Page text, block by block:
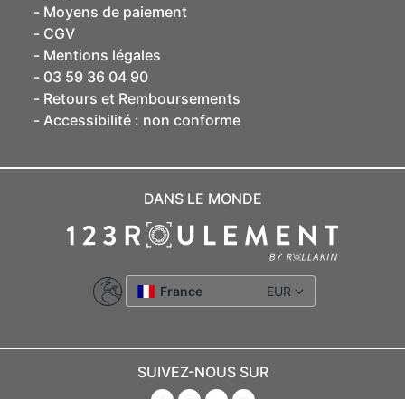
Moyens de paiement
CGV
Mentions légales
03 59 36 04 90
Retours et Remboursements
Accessibilité : non conforme
DANS LE MONDE
France EUR
SUIVEZ-NOUS SUR